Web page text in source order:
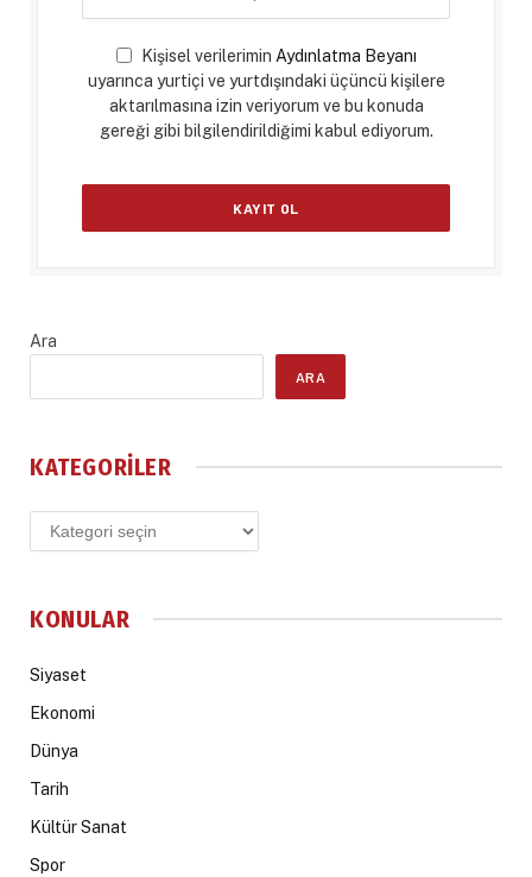
Kişisel verilerimin Aydınlatma Beyanı
uyarınca yurtiçi ve yurtdışındaki üçüncü kişilere
aktarılmasına izin veriyorum ve bu konuda
gereği gibi bilgilendirildiğimi kabul ediyorum.
Ara
ARA
KATEGORILER
Kategoriler
KONULAR
Siyaset
Ekonomi
Dünya
Tarih
Kültür Sanat
Spor